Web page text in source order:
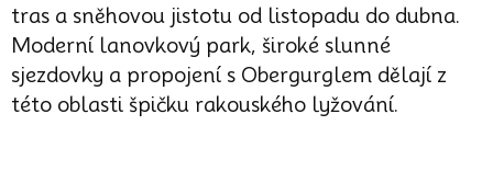
tras a sněhovou jistotu od listopadu do dubna.
Moderní lanovkový park, široké slunné
sjezdovky a propojení s Obergurglem dělají z
této oblasti špičku rakouského lyžování.